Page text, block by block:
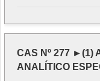
CAS Nº 277 ►(1)
ANALÍTICO